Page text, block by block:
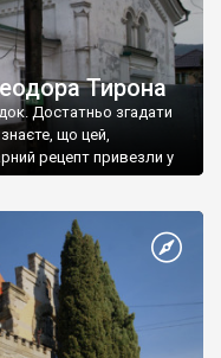
Тирона
Достатньо згадати
що цей,
рецепт привезли у